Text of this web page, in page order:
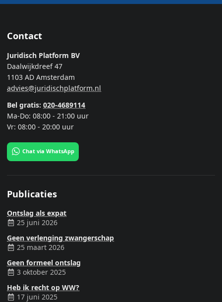
Contact
Juridisch Platform BV
Daalwijkdreef 47
1103 AD Amsterdam
advies@juridischplatform.nl
Bel gratis: 020-4689114
Ma-Do: 08:00 - 21:00 uur
Vr: 08:00 - 20:00 uur
Chat via WhatsApp
Publicaties
Ontslag als expat
25 juni 2026
Geen verlenging zwangerschap
25 maart 2026
Geen formeel ontslag
3 oktober 2025
Heb ik recht op WW?
17 juni 2025